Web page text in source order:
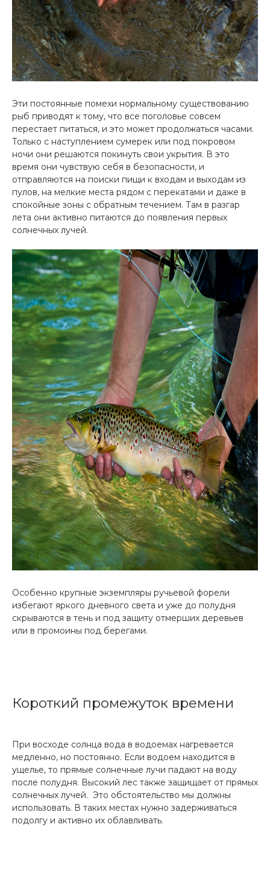
Эти постоянные помехи нормальному существованию
рыб приводят к тому, что все поголовье совсем
перестает питаться, и это может продолжаться часами.
Только с наступлением сумерек или под покровом
ночи они решаются покинуть свои укрытия. В это
время они чувствую себя в безопасности, и
отправляются на поиски пищи к входам и выходам из
пулов, на мелкие места рядом с перекатами и даже в
спокойные зоны с обратным течением. Там в разгар
лета они активно питаются до появления первых
солнечных лучей.
Особенно крупные экземпляры ручьевой форели
избегают яркого дневного света и уже до полудня
скрываются в тень и под защиту отмерших деревьев
или в промоины под берегами.
Короткий промежуток времени
При восходе солнца вода в водоемах нагревается
медленно, но постоянно. Если водоем находится в
ущелье, то прямые солнечные лучи падают на воду
после полудня. Высокий лес также защищает от прямых
солнечных лучей. Это обстоятельство мы должны
использовать. В таких местах нужно задерживаться
подолгу и активно их облавливать.